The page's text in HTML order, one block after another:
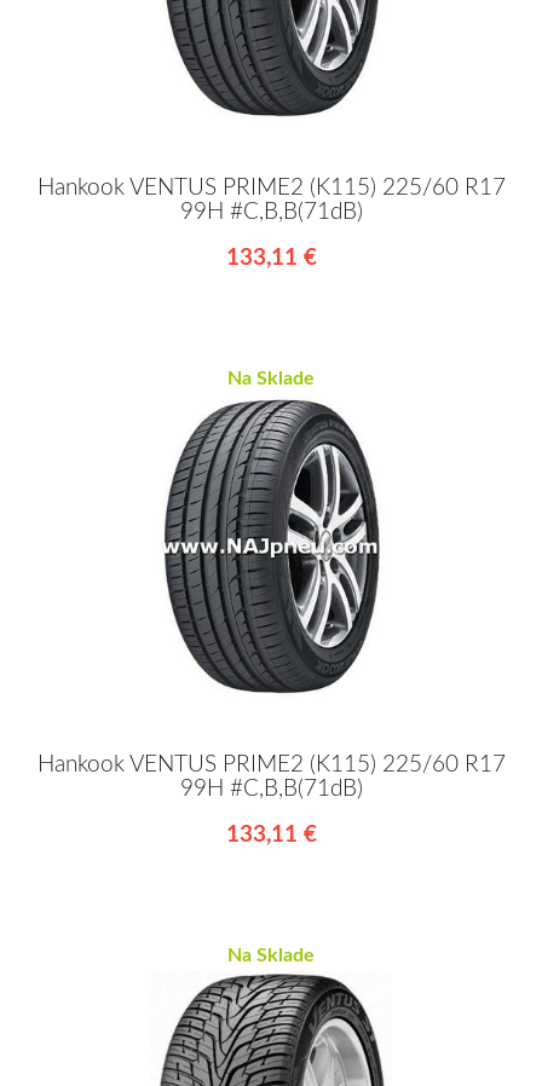
Hankook VENTUS PRIME2 (K115) 225/60 R17
99H #C,B,B(71dB)
133,11 €
Na Sklade
Hankook VENTUS PRIME2 (K115) 225/60 R17
99H #C,B,B(71dB)
133,11 €
Na Sklade